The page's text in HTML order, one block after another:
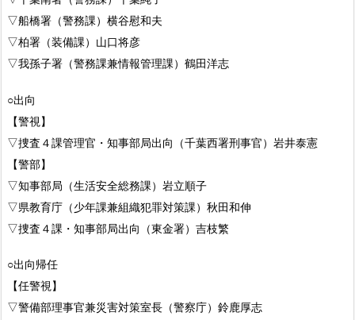
▽船橋署（警務課）横谷慰和夫
▽柏署（装備課）山口将彦
▽我孫子署（警務課兼情報管理課）鶴田洋志
○出向
【警視】
▽捜査４課管理官・知事部局出向（千葉西署刑事官）岩井泰憲
【警部】
▽知事部局（生活安全総務課）岩立順子
▽県教育庁（少年課兼組織犯罪対策課）秋田和伸
▽捜査４課・知事部局出向（東金署）吉枝繁
○出向帰任
【任警視】
▽警備部理事官兼災害対策室長（警察庁）鈴鹿厚志